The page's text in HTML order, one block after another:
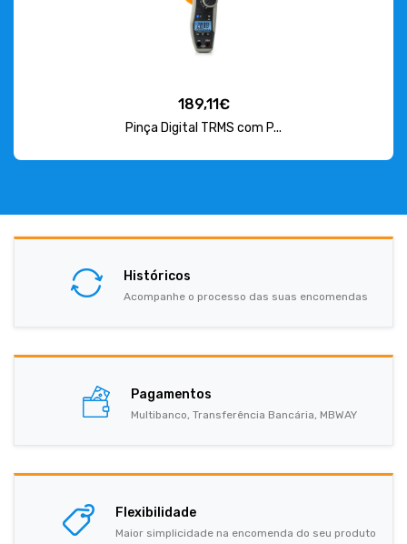
189,11€
Pinça Digital TRMS com P...
Históricos
Acompanhe o processo das suas encomendas
Pagamentos
Multibanco, Transferência Bancária, MBWAY
Flexibilidade
Maior simplicidade na encomenda do seu produto